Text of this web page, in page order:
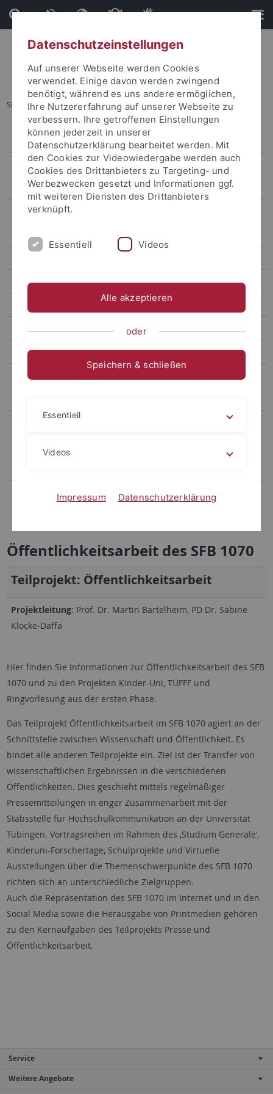
Direkt
zum
Inhalt
Direkt
zur
Fußleiste
Sie sind hier: Startseite ... Öffentlichkeitsarbeit
Leitbild
Organisation
Forschung
Wissenschaftskommunikation
Archiv
Projekte
Projekttage an Tübinger Schulen
Veranstaltungen
Öffentlichkeitsarbeit des SFB 1070
Teilprojekt: Öffentlichkeitsarbeit
Projektleitung: Prof. Dr. Martin Bartelheim, PD Dr. Sabine
Klocke-Daffa
Hier finden Sie Informationen zur Öffentlichkeitsarbeit des SFB
1070 und zu den Projekten Kinder-Uni, TÜFFF und
Ringvorlesung aus der ersten Phase.
Das Teilprojekt Öffentlichkeitsarbeit im SFB 1070 agiert an der
Schnittstelle zwischen Wissenschaft und Öffentlichkeit. Es
bindet alle anderen Teilprojekte ein. Ziel ist der Transfer von
wissenschaftlichen Ergebnissen in die verschiedenen
Öffentlichkeiten. Dies geschieht mittels regelmäßiger
Pressemitteilungen in enger Zusammenarbeit mit der
Stabsstelle für Hochschulkommunikation an der Universität
Tübingen. Vortragsreihen im Rahmen des ‚Studium Generale‘,
Kinderuni-Forschertage, Schulprojekte und Virtuelle
Ausstellungen über die Themenschwerpunkte des SFB 1070
richten sich an unterschiedliche Zielgruppen.
Auch die Repräsentation des SFB 1070 im Internet und in den
Social Media sowie die Herausgabe von Printmedien gehören
zu den Kernaufgaben des Teilprojekts Presse und
Öffentlichkeitsarbeit.
Service
Weitere Angebote
Datenschutzeinstellungen
Auf unserer Webseite werden Cookies
verwendet. Einige davon werden zwingend
benötigt, während es uns andere ermöglichen,
Ihre Nutzererfahrung auf unserer Webseite zu
verbessern. Ihre getroffenen Einstellungen
können jederzeit in unserer
Datenschutzerklärung bearbeitet werden. Mit
den Cookies zur Videowiedergabe werden auch
Cookies des Drittanbieters zu Targeting- und
Werbezwecken gesetzt und Informationen ggf.
mit weiteren Diensten des Drittanbieters
verknüpft.
Essentiell Videos
Alle akzeptieren
oder
Speichern & schließen
Essentiell
Videos
Impressum Datenschutzerklärung